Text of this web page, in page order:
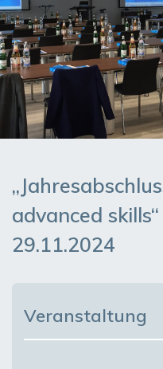
advanced
29.11.2024
Veranstaltung